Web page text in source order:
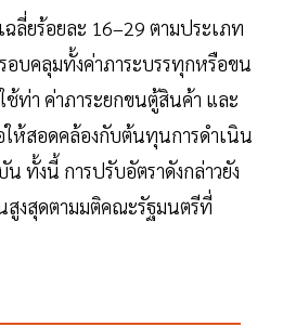
ฉลี่ยร้อยละ 16–29 ตามประเภท
อบคลุมทั้งค่าภาระบรรทุกหรือขน
ช้ท่า ค่าภาระยกขนตู้สินค้า และ
ให้สอดคล้องกับต้นทุนการดำเนิน
ทั้งนี้ การปรับอัตราดังกล่าวยัง
สูงสุดตามมติคณะรัฐมนตรีที่